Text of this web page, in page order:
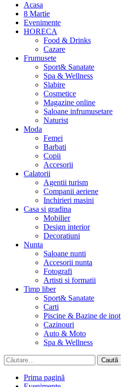
Acasa
8 Martie
Evenimente
HORECA
Food & Drinks
Cazare
Frumusete
Sport& Sanatate
Spa & Wellness
Slabire
Cosmetice
Magazine online
Saloane infrumusetare
Naturist
Moda
Femei
Barbati
Copii
Accesorii
Calatorii
Agentii turism
Companii aeriene
Inchirieri masini
Casa si gradina
Mobilier
Design interior
Decoratiuni
Nunta
Saloane nunti
Accesorii nunta
Fotografi
Artisti si formatii
Timp liber
Sport& Sanatate
Carti
Piscine & Bazine de inot
Cazinouri
Auto & Moto
Spa & Wellness
Caută
după:
Prima pagină